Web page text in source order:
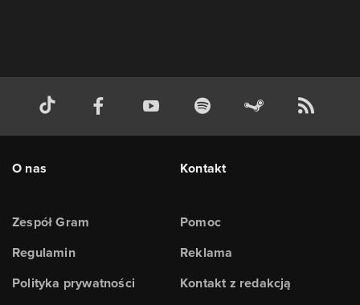
O nas
Zespół Gram
Regulamin
Polityka prywatności
Kontakt
Pomoc
Reklama
Kontakt z redakcją